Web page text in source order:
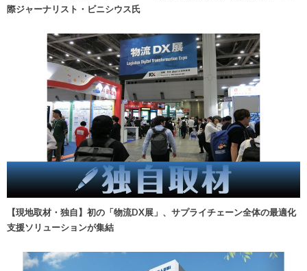
際ジャーナリスト・ビニシウス氏
【現地取材・独自】初の「物流DX展」、サプライチェーン全体の最適化
支援ソリューションが集結